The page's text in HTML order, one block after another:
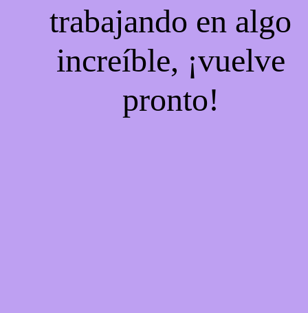
trabajando en algo
increíble, ¡vuelve
pronto!